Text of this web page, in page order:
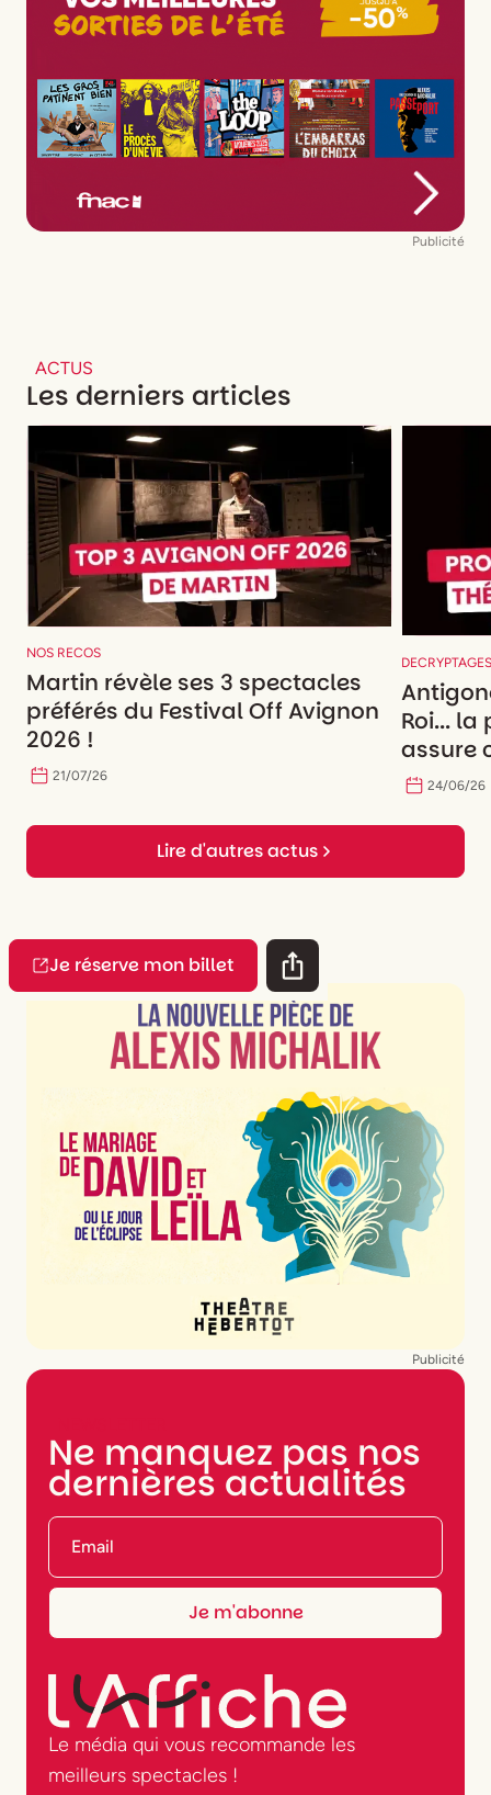
Publicité
ACTUS
Les derniers articles
NOS RECOS
Martin révèle ses 3 spectacles
préférés du Festival Off Avignon
2026 !
21/07/26
Roi...
assure
24/06/26
Lire d'autres actus
Je réserve mon billet
Publicité
Ne manquez pas nos
dernières actualités
Le média qui vous recommande les
meilleurs spectacles !